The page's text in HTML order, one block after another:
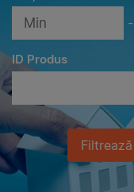
-
ID Produs
Filtrează